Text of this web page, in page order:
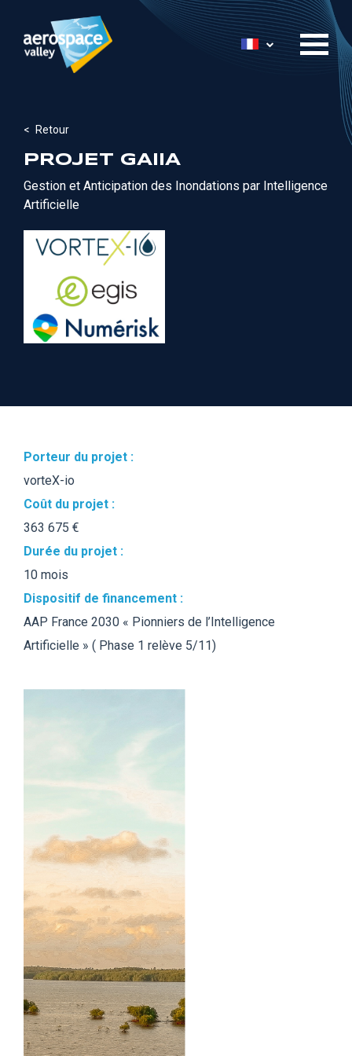
contenu
Lister les
Retour
PROJET GAIIA
Gestion et Anticipation des Inondations par Intelligence
Artificielle
Porteur du projet :
vorteX-io
Coût du projet :
363 675 €
Durée du projet :
10 mois
Dispositif de financement :
AAP France 2030 « Pionniers de l’Intelligence
Artificielle » ( Phase 1 relève 5/11)